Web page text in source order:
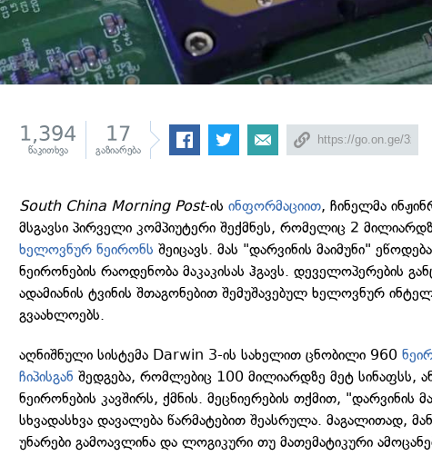
1,394
წაკითხვა
17
გაზიარება
South China Morning Post-ისინფორმაციით, ჩინელმა
მსგავსი პირველი კომპიუტერი შექმნეს, რომელიც 2
ხელოვნურ ნეირონს შეიცავს. მას "დარვინის მაიმუნი"
ნეირონების რაოდენობა მაკაკისას ჰგავს. დეველოპერების
ადამიანის ტვინის შთაგონებით შემუშავებულ ხელოვნურ
გვაახლოებს.
აღნიშნული სისტემა Darwin 3-ის სახელით ცნობილი 960
ჩიპისგან შედგება, რომლებიც 100 მილიარდზე მეტ სინაფსს,
ნეირონების კავშირს, ქმნის. მეცნიერების თქმით, "დარვინის
სხვადასხვა დავალება წარმატებით შეასრულა. მაგალითად,
უნარები გამოავლინა და ლოგიკური თუ მათემატიკური